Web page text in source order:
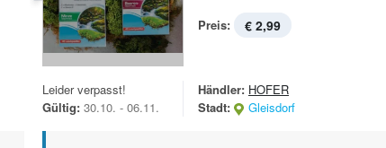
Preis: € 2,99
Leider verpasst!
Gültig: 30.10. - 06.11.
Händler: HOFER
Stadt:
Gleisdorf